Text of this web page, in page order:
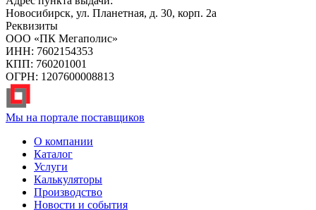
Новосибирск, ул. Планетная, д. 30, корп. 2а
Реквизиты
ООО «ПК Мегаполис»
ИНН: 7602154353
КПП: 760201001
ОГРН: 1207600008813
Мы на портале поставщиков
О компании
Каталог
Услуги
Калькуляторы
Производство
Новости и события